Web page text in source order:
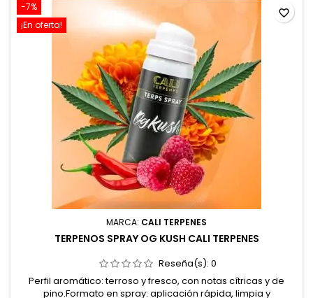
-7%
¡En oferta!
MARCA: CALI TERPENES
TERPENOS SPRAY OG KUSH CALI TERPENES
Reseña(s): 0
Perfil aromático: terroso y fresco, con notas cítricas y de
pino.Formato en spray: aplicación rápida, limpia y
favorite_border